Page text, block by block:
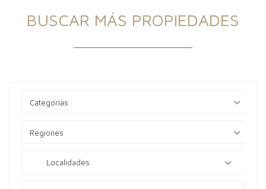
BUSCAR MÁS PROPIEDADES
Categorías
Regíones
Localidades